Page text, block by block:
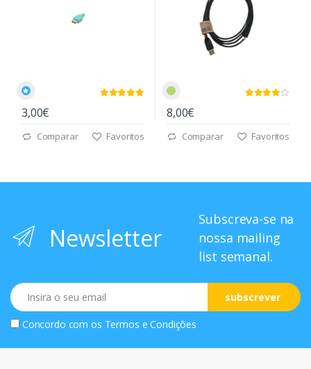
3,00€
Comparar Favoritos
8,00€
Comparar Favoritos
Newsletter
Subscreva-se na
nossa mailing
list semanal.
Email
subscrever
Concordo com os Termos e Condições